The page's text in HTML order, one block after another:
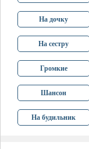
На дочку
На сестру
Громкие
Шансон
На будильник